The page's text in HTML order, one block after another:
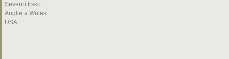
Severní Irsko
Anglie a Wales
USA